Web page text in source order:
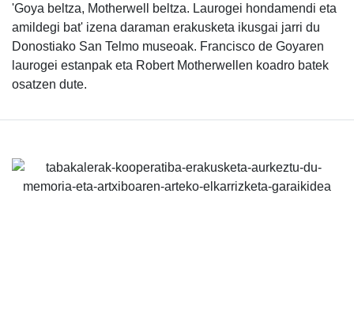
'Goya beltza, Motherwell beltza. Laurogei hondamendi eta
amildegi bat' izena daraman erakusketa ikusgai jarri du
Donostiako San Telmo museoak. Francisco de Goyaren
laurogei estanpak eta Robert Motherwellen koadro batek
osatzen dute.